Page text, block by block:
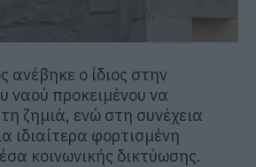
ανέβηκε ο ίδιος στην
ναού προκειμένου να
ζημιά, ενώ στη συνέχεια
ιδιαίτερα φορτισμένη
κοινωνικής δικτύωσης.